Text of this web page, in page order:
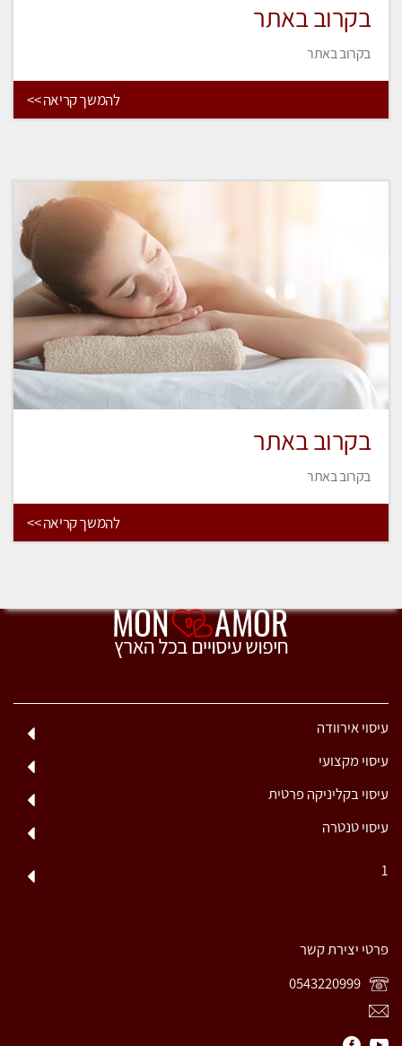
בקרוב באתר
בקרוב באתר
להמשך קריאה >>
בקרוב באתר
בקרוב באתר
להמשך קריאה >>
עיסוי אירוודה
עיסוי מקצועי
עיסוי בקליניקה פרטית
עיסוי טנטרה
1
פרטי יצירת קשר